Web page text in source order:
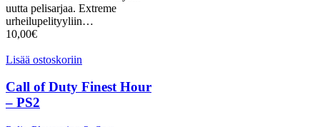
uutta pelisarjaa. Extreme
urheilupelityyliin…
10,00€
Lisää ostoskoriin
Call of Duty Finest Hour
– PS2